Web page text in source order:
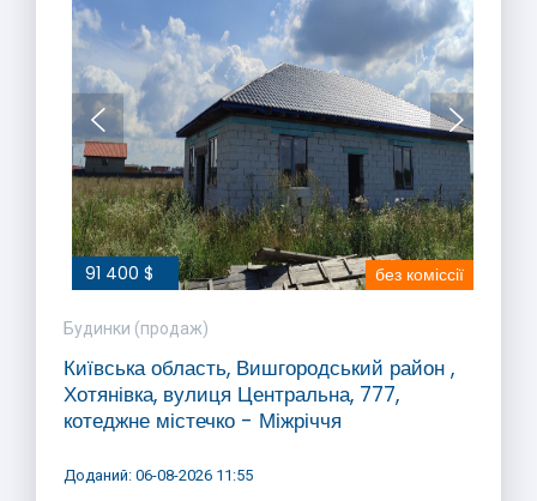
91 400 $ без коміссії
Будинки (продаж)
Київська область, Вишгородський район ,
Хотянівка, вулиця Центральна, 777,
котеджне містечко - Міжріччя
Доданий: 06-08-2026 11:55